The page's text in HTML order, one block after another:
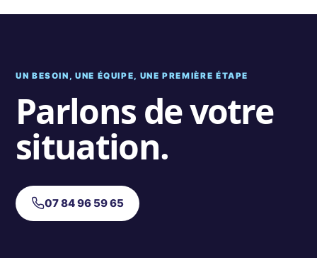
UN BESOIN, UNE ÉQUIPE, UNE PREMIÈRE ÉTAPE
Parlons de votre
situation.
07 84 96 59 65